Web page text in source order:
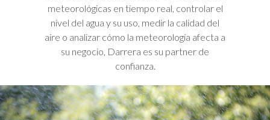
meteorológicas en tiempo real, controlar el
nivel del agua y su uso, medir la calidad del
aire o analizar cómo la meteorología afecta a
su negocio, Darrera es su partner de
confianza.